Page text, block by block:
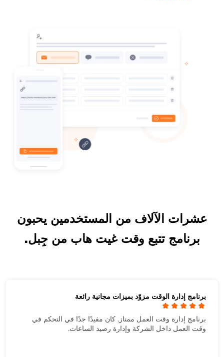
عشرات الآلاف من المستخدمين يحبون
برنامج تتبع وقت غيت هاب من جِبل.
برنامج إدارة الوقت مزوّد بميزات مجانية رائعة
برنامج إدارة وقت العمل ممتاز. كان مفيدًا جدًا في التحكم في
وقت العمل داخل الشركة وإدارة رصيد الساعات.